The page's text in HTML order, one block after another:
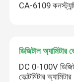
আমাদের সাথে
CA-6109
ডিজিটাল অ্যামিটার
DC 0-100V
ভোল্টমিটার অ্যামিটার